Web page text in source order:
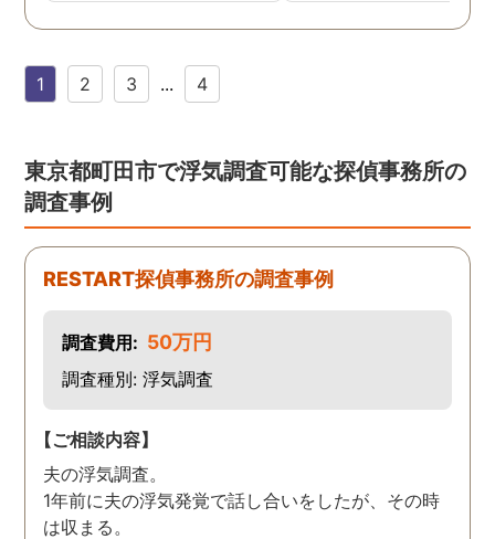
きたので3社目で伺いまし
た。 各社特徴はありました
得できたので試しにたのん
法的証拠を集める内容でし
たが成果はだしてくれまし
たね。 終始気持ちの良い取
引ができる探偵社さんでし
た。
様子を見て動きそうなら
の時はまた尾行をお願い
1 2 3 ... 4
東京都町田市で浮気調査可能な探偵事務所の
調査事例
RESTART探偵事務所の調査事例
調査費用: 50万円
調査種別: 浮気調査
【ご相談内容】
夫の浮気調査。
1年前に夫の浮気発覚で話し合いをしたが、その時
は収まる。